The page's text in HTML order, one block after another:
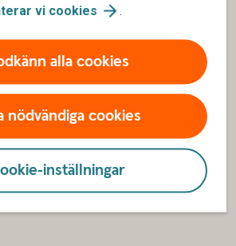
vi cookies .
alla cookies
nödvändiga cookies
inställningar